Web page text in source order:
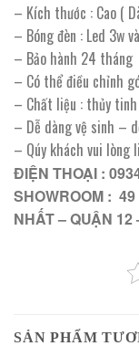
– Kích thước : Cao (
– Bóng đèn : Led 3w
– Bảo hành 24 tháng
– Có thể điều chỉnh
– Chất liệu : thủy
– Dễ dàng vệ sinh –
– Qúy khách vui
ĐIỆN THOẠI :
SHOWROOM :
NHẤT – QUẬN 12
SẢN PHẨM